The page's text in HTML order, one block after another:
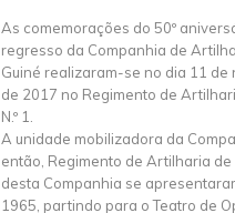
As comemorações do 50º
regresso da Companhia de
Guiné realizaram-se no dia 11 de
de 2017 no Regimento de
N.º 1.
A unidade mobilizadora da
então, Regimento de Artilharia
desta Companhia se
1965, partindo para o Teatro de